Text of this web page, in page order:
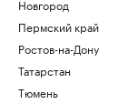
Новгород
Пермский край
Ростов-на-Дону
Татарстан
Тюмень